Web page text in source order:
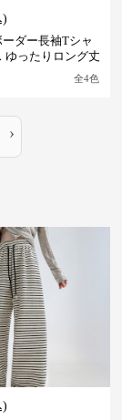
)
ダー長袖Tシャ
ゆったりロング丈
全4色
›
)